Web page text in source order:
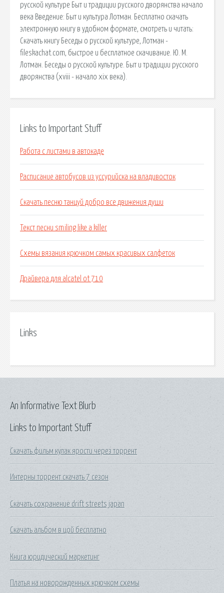
русской культуре Быт и традиции русского дворянства начало
века Введение: Быт и культура Лотман. Бесплатно скачать
электронную книгу в удобном формате, смотреть и читать:
Скачать книгу Беседы о русской культуре, Лотман -
fileskachat.com, быстрое и бесплатное скачивание. Ю. М.
Лотман. Беседы о русской культуре. Быт и традиции русского
дворянства (xviii - начало xix века).
Links to Important Stuff
Работа с листами в автокаде
Расписание автобусов из уссурийска на владивосток
Скачать песню танцуй добро все движения души
Текст песни smiling like a killer
Схемы вязания крючком самых красивых салфеток
Драйвера для alcatel ot 710
Links
Links to Important Stuff
Скачать фильм кулак ярости через торрент
Интерны торрент скачать 7 сезон
Скачать сохранение drift streets japan
Скачать альбом в цой бесплатно
Книга юридический маркетинг
Платья на новорожденных крючком схемы
An Informative Text Blurb